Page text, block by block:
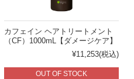
カフェイン ヘアトリートメント
（CF）1000mL【ダメージケア】
¥11,253(税込)
OUT OF STOCK